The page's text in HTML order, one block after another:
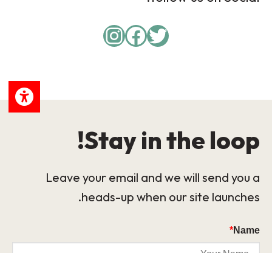
Twitter
Facebook
Instagram
Stay in the loop!
Leave your email and we will send you a
heads-up when our site launches.
Name
*